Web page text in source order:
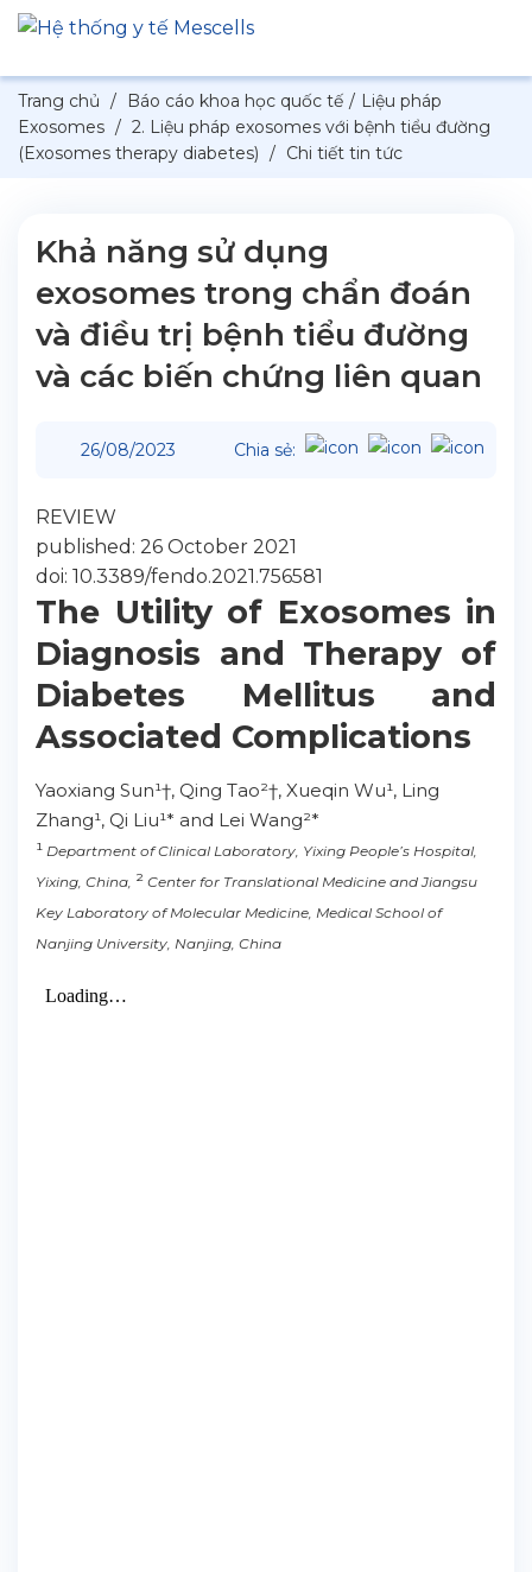
Trang chủ / Báo cáo khoa học quốc tế / Liệu pháp
Exosomes / 2. Liệu pháp exosomes với bệnh tiểu đường
(Exosomes therapy diabetes) / Chi tiết tin tức
Khả năng sử dụng
exosomes trong chẩn đoán
và điều trị bệnh tiểu đường
và các biến chứng liên quan
26/08/2023 Chia sẻ:
REVIEW
published: 26 October 2021
doi: 10.3389/fendo.2021.756581
The Utility of Exosomes in
Diagnosis and Therapy of
Diabetes Mellitus and
Associated Complications
Yaoxiang Sun¹†, Qing Tao²†, Xueqin Wu¹, Ling
Zhang¹, Qi Liu¹* and Lei Wang²*
¹ Department of Clinical Laboratory, Yixing People’s Hospital,
Yixing, China, ² Center for Translational Medicine and Jiangsu
Key Laboratory of Molecular Medicine, Medical School of
Nanjing University, Nanjing, China